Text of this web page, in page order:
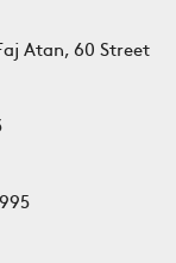
Atan, 60 Street